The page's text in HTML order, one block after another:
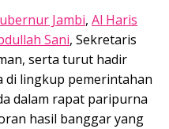
Jambi, Al Haris
Sani, Sekretaris
serta turut hadir
di lingkup pemerintahan
dalam rapat paripurna
hasil banggar yang